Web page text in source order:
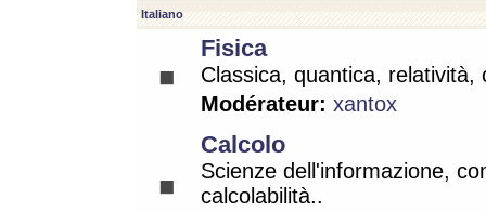
Italiano
Fisica
Classica, quantica, relatività,
Modérateur: xantox
Calcolo
Scienze dell'informazione,
calcolabilità..